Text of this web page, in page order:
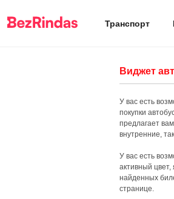
Транспорт
Виджет
У вас есть
покупки
предлагает
внутренние,
У вас есть
активный
найденных
странице.